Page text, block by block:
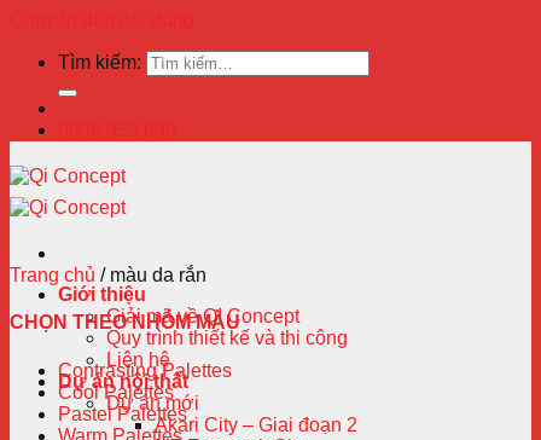
Tìm kiếm:
Giới thiệu
Giải mã về QI Concept
Quy trình thiết kế và thi công
Liên hệ
Dự án nội thất
Dự án mới
Akari City – Giai đoạn 2
Trang chủ / màu da rắn
CHỌN THEO NHÓM MÀU
Contrasting Palettes
Cool Palettes
Pastel Palettes
Warm Palettes